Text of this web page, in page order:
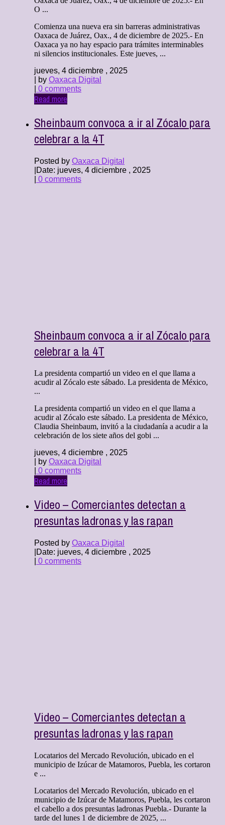
O ...
Comienza una nueva era sin barreras administrativas
Oaxaca de Juárez, Oax., 4 de diciembre de 2025.- En
Oaxaca ya no hay espacio para trámites interminables
ni silencios institucionales. Este jueves, ...
jueves, 4 diciembre , 2025
| by Oaxaca Digital
0 comments
Read more
Sheinbaum convoca a ir al Zócalo para
celebrar a la 4T
Posted by Oaxaca Digital
Date: jueves, 4 diciembre , 2025
0 comments
Sheinbaum convoca a ir al Zócalo para
celebrar a la 4T
La presidenta compartió un video en el que llama a
acudir al Zócalo este sábado. La presidenta de México,
...
La presidenta compartió un video en el que llama a
acudir al Zócalo este sábado. La presidenta de México,
Claudia Sheinbaum, invitó a la ciudadanía a acudir a la
celebración de los siete años del gobi ...
jueves, 4 diciembre , 2025
| by Oaxaca Digital
0 comments
Read more
Video – Comerciantes detectan a
presuntas ladronas y las rapan
Posted by Oaxaca Digital
Date: jueves, 4 diciembre , 2025
0 comments
Video – Comerciantes detectan a
presuntas ladronas y las rapan
Locatarios del Mercado Revolución, ubicado en el
municipio de Izúcar de Matamoros, Puebla, les cortaron
e ...
Locatarios del Mercado Revolución, ubicado en el
municipio de Izúcar de Matamoros, Puebla, les cortaron
el cabello a dos presuntas ladronas Puebla.- Durante la
tarde del lunes 1 de diciembre de 2025, ...